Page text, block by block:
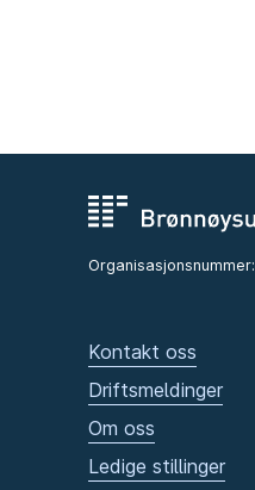
Organisasjonsnummer:
Kontakt oss
Driftsmeldinger
Om oss
Ledige stillinger